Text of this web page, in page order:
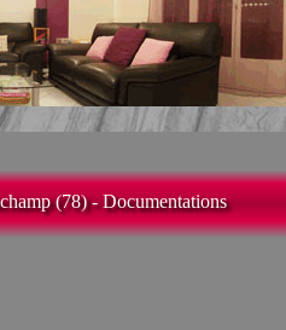
(78)- Documentations